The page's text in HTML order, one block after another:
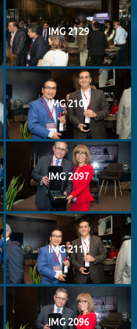
IMG 2129
IMG 2109
IMG 2097
IMG 2110
IMG 2096